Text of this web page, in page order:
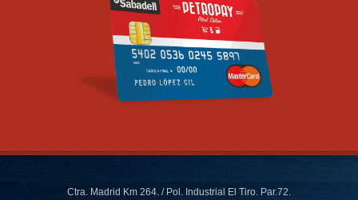
Ctra. Madrid Km 264. / Pol. Industrial El Tiro. Par.72.